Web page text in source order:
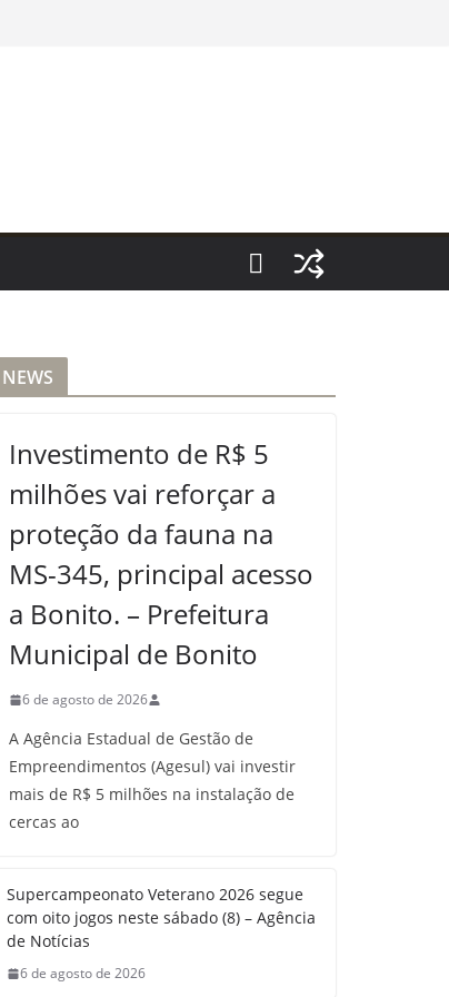
NEWS
Investimento de R$ 5
milhões vai reforçar a
proteção da fauna na
MS-345, principal acesso
a Bonito. – Prefeitura
Municipal de Bonito
6 de agosto de 2026
A Agência Estadual de Gestão de
Empreendimentos (Agesul) vai investir
mais de R$ 5 milhões na instalação de
cercas ao
Supercampeonato Veterano 2026 segue
com oito jogos neste sábado (8) – Agência
de Notícias
6 de agosto de 2026